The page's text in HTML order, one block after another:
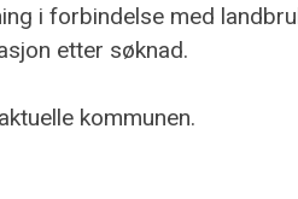
i forbindelse med
etter søknad.
kommunen.